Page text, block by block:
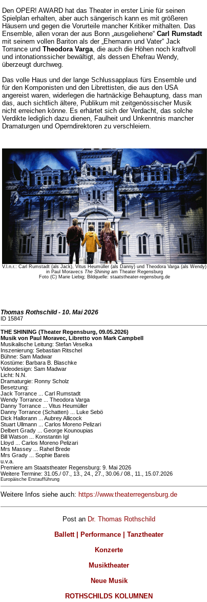
Den OPER! AWARD hat das Theater in erster Linie für seinen
Spielplan erhalten, aber auch sängerisch kann es mit größeren
Häusern und gegen die Vorurteile mancher Kritiker mithalten. Das
Ensemble, allen voran der aus Bonn „ausgeliehene“ Carl Rumstadt
mit seinem vollen Bariton als der „Ehemann und Vater“ Jack
Torrance und Theodora Varga, die auch die Höhen noch kraftvoll
und intonationssicher bewältigt, als dessen Ehefrau Wendy,
überzeugt durchweg.
Das volle Haus und der lange Schlussapplaus fürs Ensemble und
für den Komponisten und den Librettisten, die aus den USA
angereist waren, widerlegen die hartnäckige Behauptung, dass man
das, auch sichtlich ältere, Publikum mit zeitgenössischer Musik
nicht erreichen könne. Es erhärtet sich der Verdacht, das solche
Verdikte lediglich dazu dienen, Faulheit und Unkenntnis mancher
Dramaturgen und Operndirektoren zu verschleiern.
V.l.n.r.: Carl Rumstadt (als Jack), Vitus Heumüller (als Danny) und Theodora Varga (als Wendy)
in Paul Moravecs The Shiningam Theater Regensburg
Foto (C) Marie Liebig; Bildquelle: staatstheater-regensburg.de
Thomas Rothschild - 10. Mai 2026
ID 15847
THE SHINING (Theater Regensburg, 09.05.2026)
Musik von Paul Moravec, Libretto von Mark Campbell
Musikalische Leitung: Stefan Veselka
Inszenierung: Sebastian Ritschel
Bühne: Sam Madwar
Kostüme: Barbara B. Blaschke
Videodesign: Sam Madwar
Licht: N.N.
Dramaturgie: Ronny Scholz
Besetzung:
Jack Torrance ... Carl Rumstadt
Wendy Torrance ... Theodora Varga
Danny Torrance ... Vitus Heumüller
Danny Torrance (Schatten) ... Luke Sebö
Dick Hallorann ... Aubrey Allicock
Stuart Ullmann ... Carlos Moreno Pelizari
Delbert Grady ... George Kounoupias
Bill Watson ... Konstantin Igl
Lloyd ... Carlos Moreno Pelizari
Mrs Massey ... Rahel Brede
Mrs Grady ... Sophie Bareis
u.v.a.
Premiere am Staatstheater Regensburg: 9. Mai 2026
Weitere Termine: 31.05./ 07., 13., 24., 27., 30.06./ 08., 11., 15.07.2026
Europäische Erstaufführung
Weitere Infos siehe auch: https://www.theaterregensburg.de
Post an Dr. Thomas Rothschild
Ballett | Performance | Tanztheater
Konzerte
Musiktheater
Neue Musik
ROTHSCHILDS KOLUMNEN